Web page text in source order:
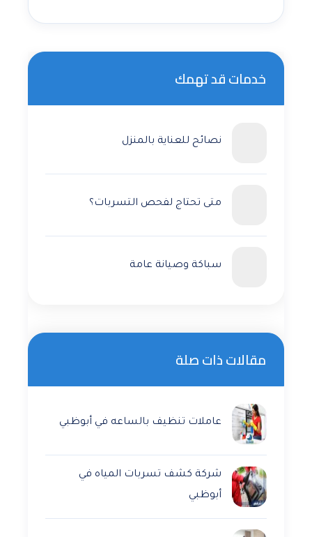
خدمات قد تهمك
نصائح للعناية بالمنزل
متى تحتاج لفحص التسربات؟
سباكة وصيانة عامة
مقالات ذات صلة
عاملات تنظيف بالساعه في أبوظبي
شركة كشف تسربات المياه في
أبوظبي